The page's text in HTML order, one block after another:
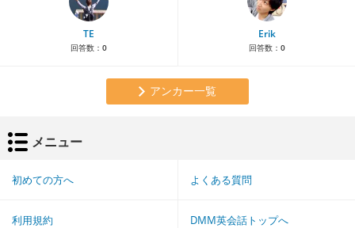
TE
回答数： 0
Erik
回答数： 0
アンカー一覧
メニュー
初めての方へ よくある質問
利用規約 DMM英会話トップへ